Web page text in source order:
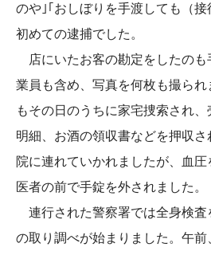
のや｣｢おしぼりを手渡しても（
初めての逮捕でした。
店にいたお客の勘定をしたのも
業員も含め、写真を何枚も撮ら
もその日のうちに家宅捜索され
明細、お酒の領収書などを押収
院に連れていかれましたが、血圧
医者の前で手錠を外されました。
連行された警察署では全身検査
の取り調べが始まりました。午前